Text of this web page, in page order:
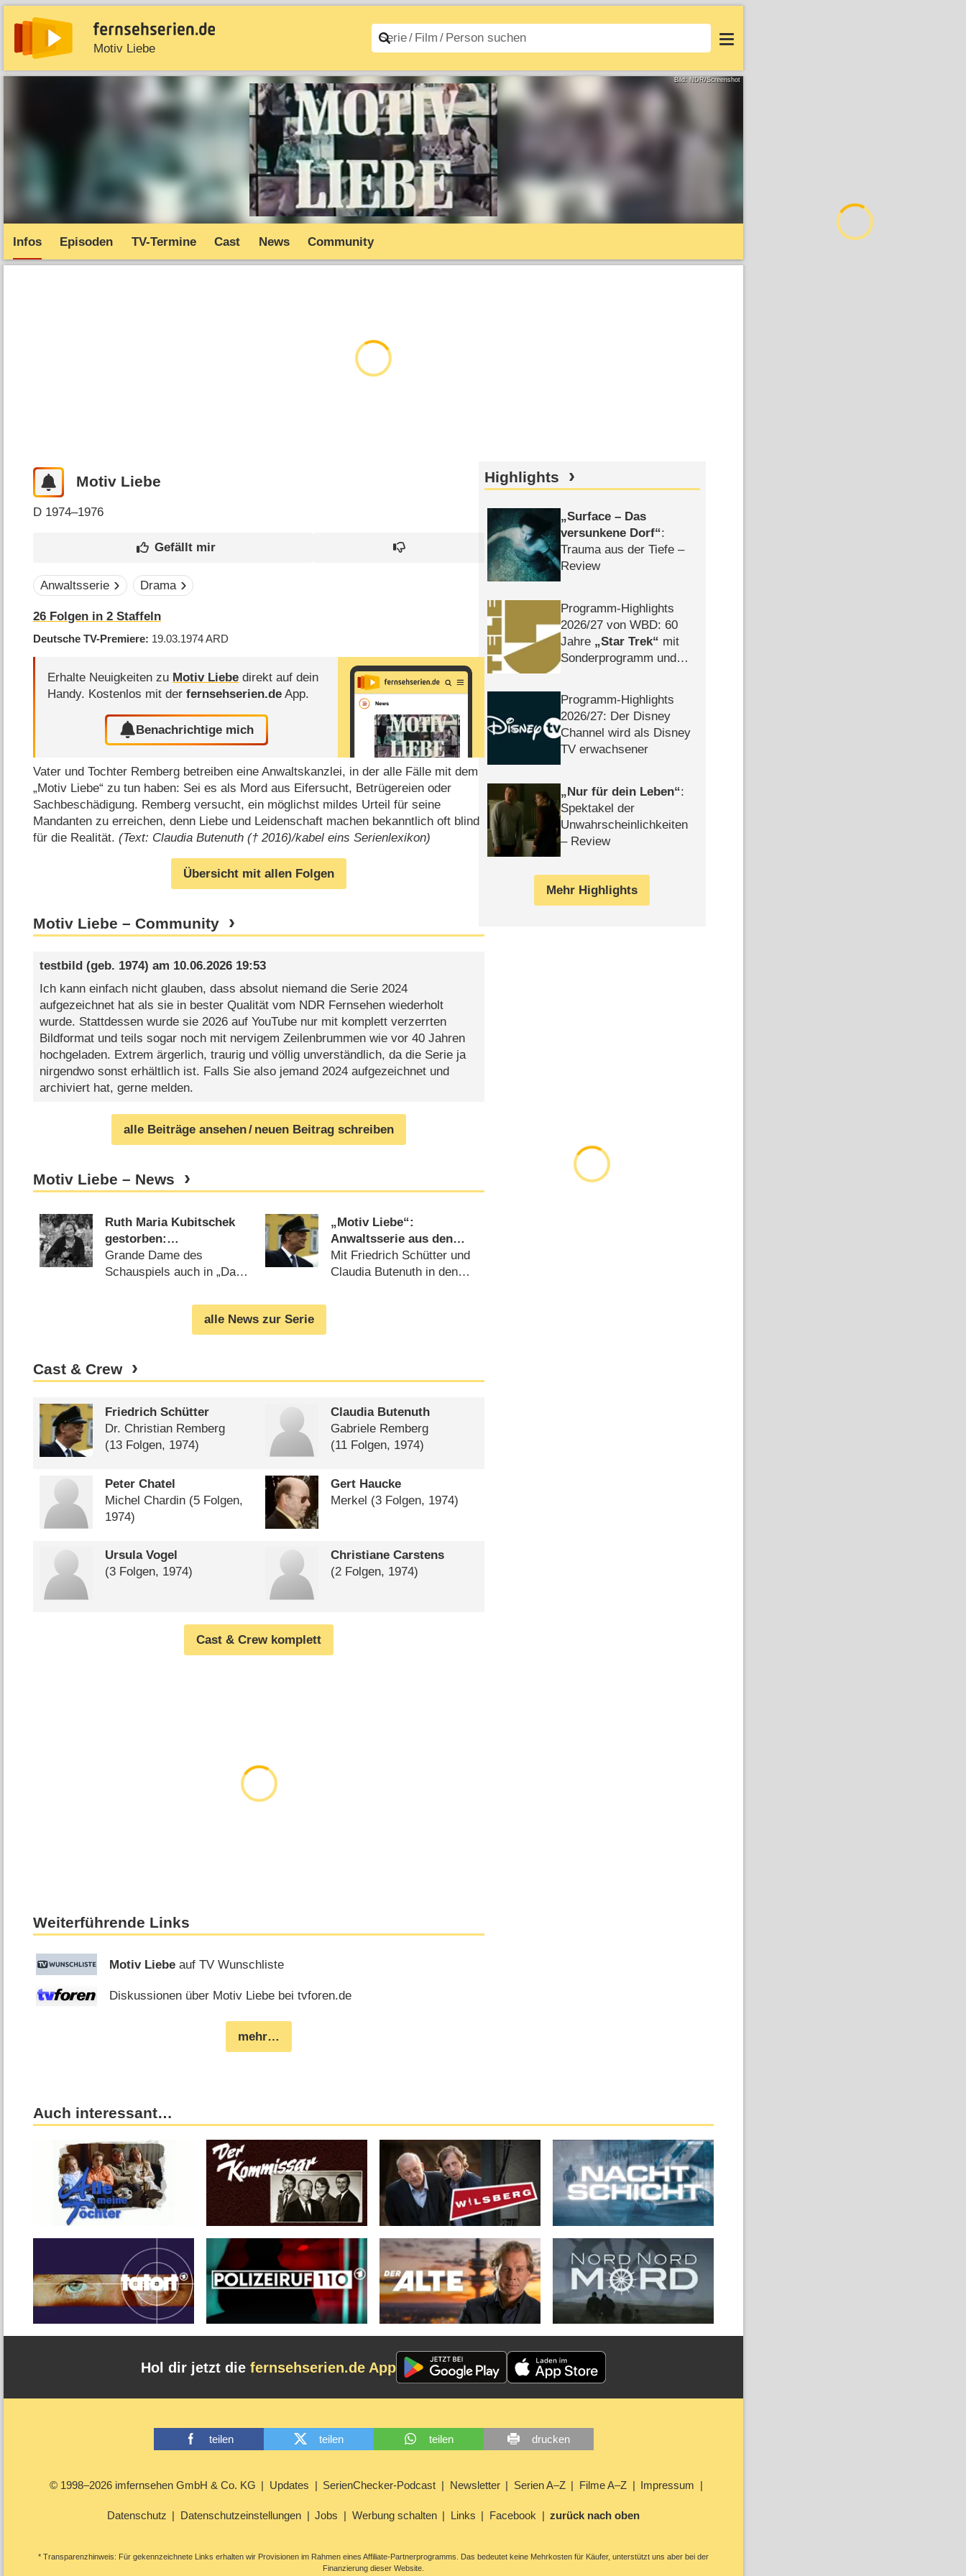
Motiv Liebe
News Entdecken Streaming Filme A–Z Login
Bild: NDR/Screenshot
Infos Episoden TV-Termine Cast News Community
Motiv Liebe
D 1974–1976
Anwaltsserie Drama
26 Folgen in2 Staffeln
Deutsche TV-Premiere 19.03.1974ARD
Erhalte Neuigkeiten zu Motiv Liebe direkt auf dein
Handy. Kostenlos mit derfernsehserien.de App.
Benachrichtige mich
Vater und Tochter Remberg betreiben eine Anwaltskanzlei, in der alle Fälle mit dem
„Motiv Liebe“ zu tun haben: Sei es als Mord aus Eifersucht, Betrügereien oder
Sachbeschädigung. Remberg versucht, ein möglichst mildes Urteil für seine
Mandanten zu erreichen, denn Liebe und Leidenschaft machen bekanntlich oft blind
für die Realität.(Text: Claudia Butenuth († 2016)/kabel eins Serienlexikon)
Übersicht mit allen Folgen
Motiv Liebe – Community
testbild (geb. 1974) am 10.06.2026 19:53
Ich kann einfach nicht glauben, dass absolut niemand die Serie 2024
aufgezeichnet hat als sie in bester Qualität vom NDR Fernsehen wiederholt
wurde. Stattdessen wurde sie 2026 auf YouTube nur mit komplett verzerrten
Bildformat und teils sogar noch mit nervigem Zeilenbrummen wie vor 40 Jahren
hochgeladen. Extrem ärgerlich, traurig und völlig unverständlich, da die Serie ja
nirgendwo sonst erhältlich ist. Falls Sie also jemand 2024 aufgezeichnet und
archiviert hat, gerne melden.
alle Beiträge ansehen/ neuen Beitrag schreiben
Motiv Liebe – News
Ruth Maria Kubitschek
gestorben:
Schauspielerin („Monaco
Franze“, „Kir Royal“)
Grande Dame des
Schauspiels auch in „Das
„Motiv Liebe“:
Anwaltsserie aus den
70er Jahren wird
erstmals nach 23 Jahren
Mit Friedrich Schütter und
Claudia Butenuth in den
alle News zur Serie
Cast & Crew
Friedrich Schütter
Dr. Christian Remberg
(13 Folgen, 1974)
Claudia Butenuth
Gabriele Remberg
(11 Folgen, 1974)
Peter Chatel
Michel Chardin(5 Folgen,
1974)
Gert Haucke
Merkel (3 Folgen, 1974)
Ursula Vogel
(3 Folgen, 1974)
Christiane Carstens
(2 Folgen, 1974)
Cast & Crew komplett
Weiterführende Links
Motiv Liebe auf TV Wunschliste
Diskussionen über Motiv Liebe bei tvforen.de
mehr…
Highlights
Surface – Das
versunkene Dorf :
Trauma aus der Tiefe –
Review
Programm-Highlights
2026/​27 von WBD: 60
Jahre
Star Trek
mit
Sonderprogramm und
Programm-Highlights
2026/​27: Der Disney
Channel wird als Disney
TV erwachsener
Nur für dein Leben :
Spektakel der
Unwahrscheinlichkeiten
– Review
Mehr Highlights
Auch interessant…
Hol dir jetzt die fernsehserien.de App
teilen teilen teilen drucken
© 1998–2026 imfernsehen GmbH & Co. KG Updates SerienChecker-Podcast Newsletter Serien A–Z Filme A–Z Impressum
Datenschutz Datenschutzeinstellungen Jobs Werbung schalten Links Facebook zurück nach oben
* Transparenzhinweis: Für gekennzeichnete Links erhalten wir Provisionen im Rahmen eines Affiliate-Partnerprogramms. Das bedeutet keine Mehrkosten für Käufer, unterstützt uns aber bei der
Finanzierung dieser Website.